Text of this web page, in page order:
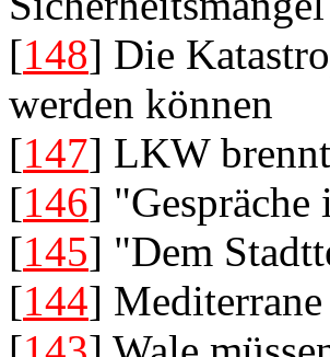
[148] Die
werden können
[147] LKW brennt
[146] "Gespräche
[145] "Dem
[144]